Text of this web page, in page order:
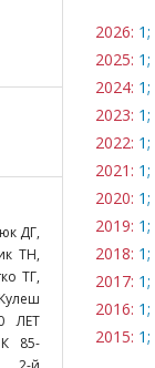
ДГ,
ТН,
ТГ,
ЛЕТ
85-
2026: 1;
2025: 1;
2024: 1;
2023: 1;
2022: 1;
2021: 1;
2020: 1;
2019: 1;
2018: 1;
2017: 1;
2016: 1;
2015: 1;